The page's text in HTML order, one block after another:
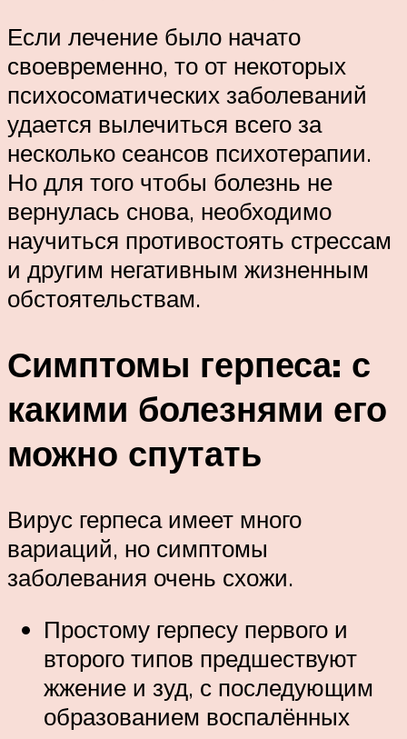
Если лечение было начато
своевременно, то от некоторых
психосоматических заболеваний
удается вылечиться всего за
несколько сеансов психотерапии.
Но для того чтобы болезнь не
вернулась снова, необходимо
научиться противостоять стрессам
и другим негативным жизненным
обстоятельствам.
Симптомы герпеса: с
какими болезнями его
можно спутать
Вирус герпеса имеет много
вариаций, но симптомы
заболевания очень схожи.
Простому герпесу первого и
второго типов предшествуют
жжение и зуд, с последующим
образованием воспалённых